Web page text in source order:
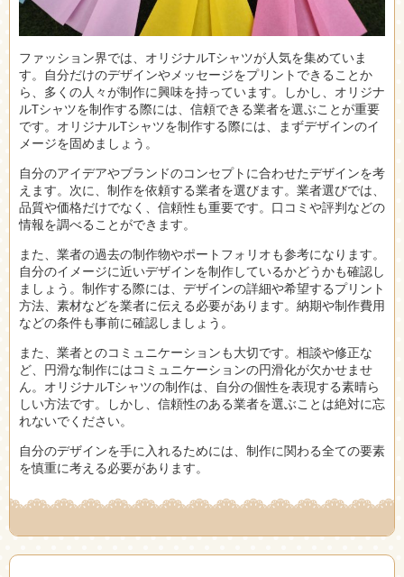
ファッション界では、オリジナルTシャツが人気を集めていま
す。
自分だけのデザインやメッセージをプリントできることか
ら、多くの人々が制作に興味を持っています。しかし、オリジナ
ルTシャツを制作する際には、信頼できる業者を選ぶことが重要
です。オリジナルTシャツを制作する際には、まずデザインのイ
メージを固めましょう。
自分のアイデアやブランドのコンセプトに合わせたデザインを考
えます。次に、制作を依頼する業者を選びます。業者選びでは、
品質や価格だけでなく、信頼性も重要です。口コミや評判などの
情報を調べることができます。
また、業者の過去の制作物やポートフォリオも参考になります。
自分のイメージに近いデザインを制作しているかどうかも確認し
ましょう。制作する際には、デザインの詳細や希望するプリント
方法、素材などを業者に伝える必要があります。納期や制作費用
などの条件も事前に確認しましょう。
また、業者とのコミュニケーションも大切です。相談や修正な
ど、円滑な制作にはコミュニケーションの円滑化が欠かせませ
ん。オリジナルTシャツの制作は、自分の個性を表現する素晴ら
しい方法です。しかし、信頼性のある業者を選ぶことは絶対に忘
れないでください。
自分のデザインを手に入れるためには、制作に関わる全ての要素
を慎重に考える必要があります。